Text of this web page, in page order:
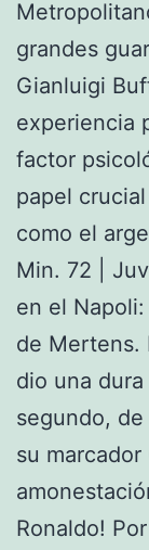
grandes
Gianluigi
experiencia
factor
papel
como el
Min. 72 |
en el
de Mertens.
dio una
segundo,
su marcador
Ronaldo!